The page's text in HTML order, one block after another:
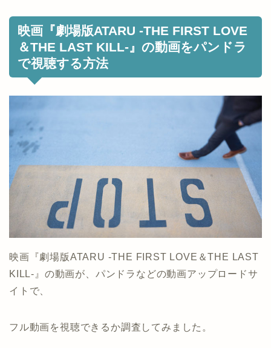
映画『劇場版ATARU ‐THE FIRST LOVE
＆THE LAST KILL‐』の動画をパンドラ
で視聴する方法
映画『劇場版ATARU ‐THE FIRST LOVE＆THE LAST
KILL‐』の動画が、パンドラなどの動画アップロードサ
イトで、
フル動画を視聴できるか調査してみました。